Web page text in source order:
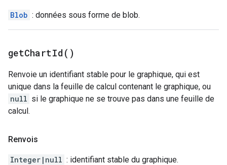
Blob : données sous forme de blob.
getChartId( )
Renvoie un identifiant stable pour le graphique, qui est
unique dans la feuille de calcul contenant le graphique, ou
null si le graphique ne se trouve pas dans une feuille de
calcul.
Renvois
Integer|null : identifiant stable du graphique.